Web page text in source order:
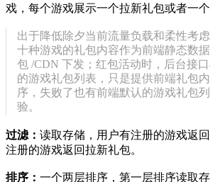
戏，每个游戏展示一个拉新礼包或者一个
出于降低除夕当前流量负载和柔性考
十种游戏的礼包内容作为前端静态数
包 /CDN 下发；红包活动时，后台接
的游戏礼包列表，只是提供前端礼包
序，失败了也有前端默认的游戏礼包
验。
过滤： 读取存储，用户有注册的游戏返
注册的游戏返回拉新礼包。
排序： 一个两层排序，第一层排序读取存